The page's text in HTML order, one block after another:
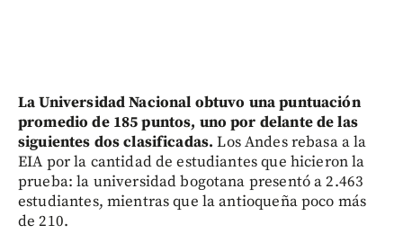
La Universidad Nacional obtuvo una puntuación
promedio de 185 puntos, uno por delante de las
siguientes dos clasificadas. Los Andes rebasa a la
EIA por la cantidad de estudiantes que hicieron la
prueba: la universidad bogotana presentó a 2.463
estudiantes, mientras que la antioqueña poco más
de 210.